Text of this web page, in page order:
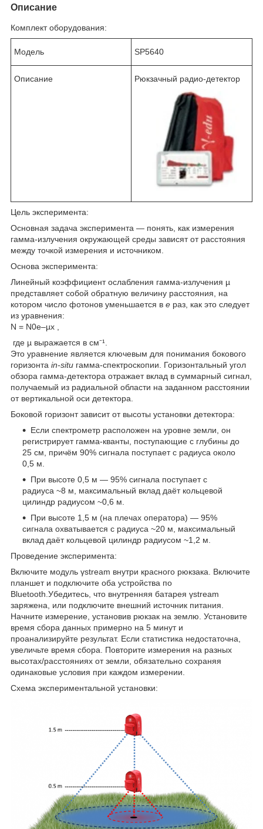
Описание
Комплект оборудования:
Модель SP5640
Описание Рюкзачный радио-детектор
Цель эксперимента:
Основная задача эксперимента — понять, как измерения
гамма-излучения окружающей среды зависят от расстояния
между точкой измерения и источником.
Основа эксперимента:
Линейный коэффициент ослабления гамма-излучения µ
представляет собой обратную величину расстояния, на
котором число фотонов уменьшается в e раз, как это следует
из уравнения:
N = N0e–µx ,
где µ выражается в см⁻¹.
Это уравнение является ключевым для понимания бокового
горизонта in-situ гамма-спектроскопии. Горизонтальный угол
обзора гамма-детектора отражает вклад в суммарный сигнал,
получаемый из радиальной области на заданном расстоянии
от вертикальной оси детектора.
Боковой горизонт зависит от высоты установки детектора:
Если спектрометр расположен на уровне земли, он
регистрирует гамма-кванты, поступающие с глубины до
25 см, причём 90% сигнала поступает с радиуса около
0,5 м.
При высоте 0,5 м — 95% сигнала поступает с
радиуса ~8 м, максимальный вклад даёт кольцевой
цилиндр радиусом ~0,6 м.
При высоте 1,5 м (на плечах оператора) — 95%
сигнала охватывается с радиуса ~20 м, максимальный
вклад даёт кольцевой цилиндр радиусом ~1,2 м.
Проведение эксперимента:
Включите модуль γstream внутри красного рюкзака. Включите
планшет и подключите оба устройства по
Bluetooth.Убедитесь, что внутренняя батарея γstream
заряжена, или подключите внешний источник питания.
Начните измерение, установив рюкзак на землю. Установите
время сбора данных примерно на 5 минут и
проанализируйте результат. Если статистика недостаточна,
увеличьте время сбора. Повторите измерения на разных
высотах/расстояниях от земли, обязательно сохраняя
одинаковые условия при каждом измерении.
Схема экспериментальной установки: